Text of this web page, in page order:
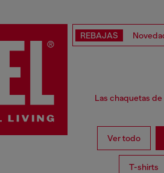
REBAJAS
Las chaquetas
Ver todo
T-shirts